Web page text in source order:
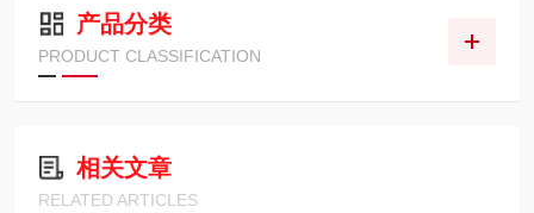
产品分类
PRODUCT CLASSIFICATION
相关文章
RELATED ARTICLES